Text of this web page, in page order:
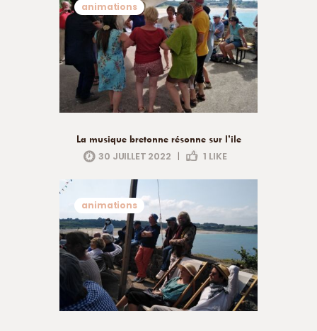
animations
La musique bretonne résonne sur l’ile
30 JUILLET 2022 | 1 LIKE
animations